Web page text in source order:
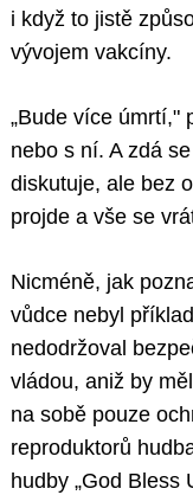
i když to jistě
vývojem vakcíny.
„Bude více úmrtí,"
nebo s ní. A zdá
diskutuje, ale bez
projde a vše se
Nicméně, jak
vůdce nebyl
nedodržoval
vládou, aniž by
na sobě pouze
reproduktorů
hudby „God Bless